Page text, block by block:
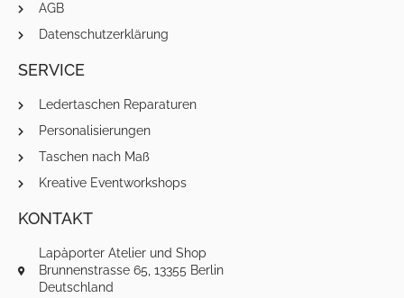
AGB
Datenschutzerklärung
SERVICE
Ledertaschen Reparaturen
Personalisierungen
Taschen nach Maß
Kreative Eventworkshops
KONTAKT
Lapàporter Atelier und Shop
Brunnenstrasse 65, 13355 Berlin
Deutschland